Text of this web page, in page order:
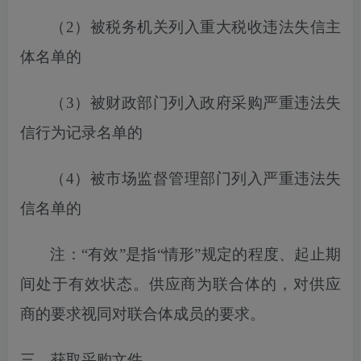
（ 2） 被税务机关列入重大税收违法失信主
体名单的
（ 3）被财政部门列入政府采购严重违法失
信行为记录名单的
（4）被市场监督管理部门列入严重违法失
信名单的
注： “有效”是指“情形”规定的程度、起止期
间处于有效状态。供应商为联合体的，对供应
商的要求视同对联合体成员的要求。